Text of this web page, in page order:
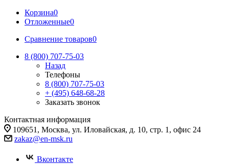
Корзина0
Отложенные0
Сравнение товаров0
8 (800) 707-75-03
Назад
Телефоны
8 (800) 707-75-03
+ (495) 648-68-28
Заказать звонок
Контактная информация
109651, Москва, ул. Иловайская, д. 10, стр. 1, офис 24
zakaz@en-msk.ru
Вконтакте